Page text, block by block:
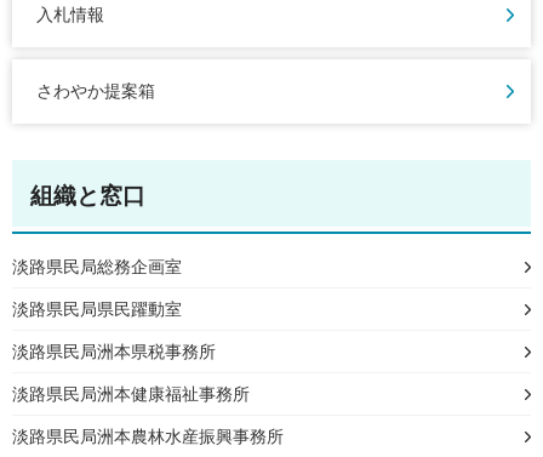
入札情報
さわやか提案箱
組織と窓口
淡路県民局総務企画室
淡路県民局県民躍動室
淡路県民局洲本県税事務所
淡路県民局洲本健康福祉事務所
淡路県民局洲本農林水産振興事務所